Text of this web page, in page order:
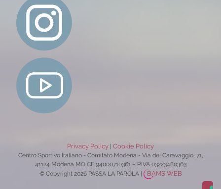
Privacy Policy Cookie Policy
Centro Sportivo Italiano - Comitato Modena - Via del Caravaggio, 71,
41124 Modena MO CF 94000710361 – P.IVA 03223480363
© Copyright 2026 PASSA LA PAROLA
BAMS WEB